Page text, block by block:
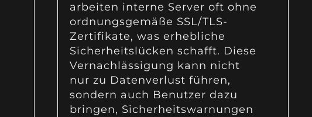
arbeiten interne Server oft ohne
ordnungsgemäße SSL/TLS-
Zertifikate, was erhebliche
Sicherheitslücken schafft. Diese
Vernachlässigung kann nicht
nur zu Datenverlust führen,
sondern auch Benutzer dazu
bringen, Sicherheitswarnungen